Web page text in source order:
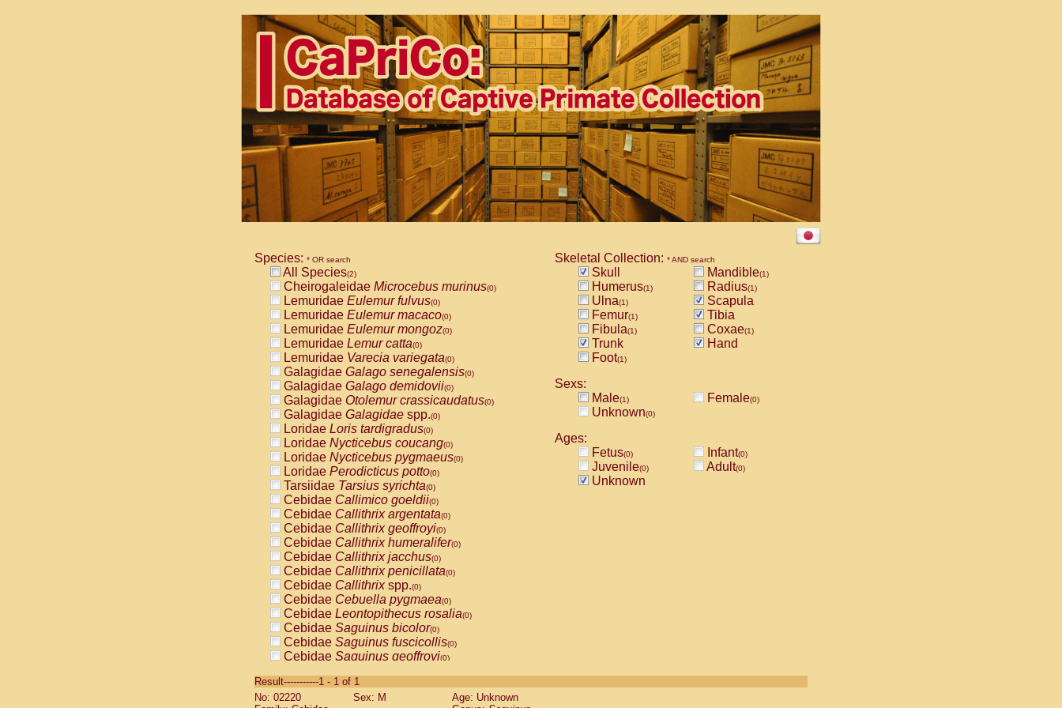
Species: * OR search
All Species(2)
Cheirogaleidae Microcebus murinus(0)
Lemuridae Eulemur fulvus(0)
Lemuridae Eulemur macaco(0)
Lemuridae Eulemur mongoz(0)
Lemuridae Lemur catta(0)
Lemuridae Varecia variegata(0)
Galagidae Galago senegalensis(0)
Galagidae Galago demidovii(0)
Galagidae Otolemur crassicaudatus(0)
Galagidae Galagidae spp.(0)
Loridae Loris tardigradus(0)
Loridae Nycticebus coucang(0)
Loridae Nycticebus pygmaeus(0)
Loridae Perodicticus potto(0)
Tarsiidae Tarsius syrichta(0)
Cebidae Callimico goeldii(0)
Cebidae Callithrix argentata(0)
Cebidae Callithrix geoffroyi(0)
Cebidae Callithrix humeralifer(0)
Cebidae Callithrix jacchus(0)
Cebidae Callithrix penicillata(0)
Cebidae Callithrixspp.(0)
Cebidae Cebuella pygmaea(0)
Cebidae Leontopithecus rosalia(0)
Cebidae Saguinus bicolor(0)
Cebidae Saguinus fuscicollis(0)
Cebidae Saguinus geoffroyi(0)
CebidaeSaguinus labiatus(0)
Cebidae Saguinus leucopus (0)
Skeletal Collection: * AND search
Skull Mandible(1)
Humerus(1) Radius(1)
Ulna(1)
Scapula
Femur(1)
Tibia
Fibula(1) Coxae(1)
Trunk
Hand
Foot(1)
Sexs:
Male(1) Female(0)
Unknown(0)
Ages:
Fetus(0) Infant(0)
Juvenile(0) Adult(0)
Unknown
Result-----------1 - 1 of 1
No: 02220
Sex: M
Age: Unknown